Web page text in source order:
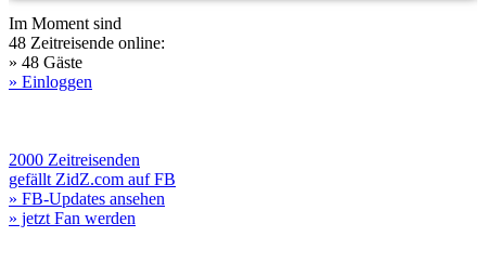
Im Moment sind
48 Zeitreisende online:
» 48 Gäste
» Einloggen
2000 Zeitreisenden
gefällt ZidZ.com auf FB
» FB-Updates ansehen
» jetzt Fan werden